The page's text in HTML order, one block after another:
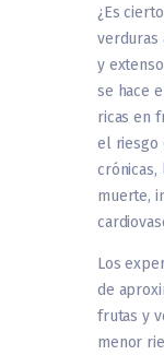
¿Es
verduras
y
se hace
ricas en
el riesgo
crónicas,
muerte,
Los
de
frutas y
menor